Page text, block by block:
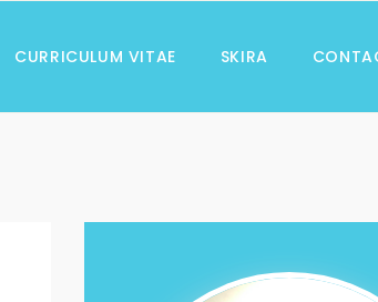
CURRICULUM VITAE SKIRA